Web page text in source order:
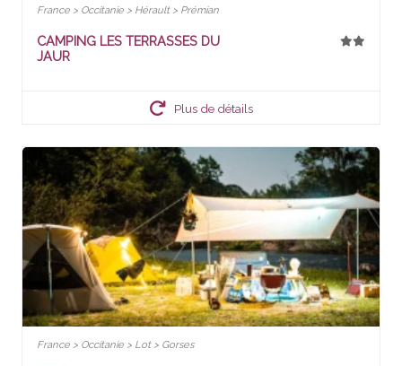
France > Occitanie > Hérault > Prémian
CAMPING LES TERRASSES DU
JAUR
Plus de détails
France > Occitanie > Lot > Gorses